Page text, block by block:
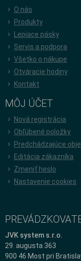
O nás
Produkty
Lepiace pásky
Servis a podpora
Všetko o nákupe
Otváracie hodiny
Kontakt
MÔJ ÚČET
Nová registrácia
Obľúbené položky
Predchádzajúce
Editácia zákazníka
Zmeniť heslo
Nastavenie cookies
JVK system s.r.o.
29. augusta 363
900 46 Most pri